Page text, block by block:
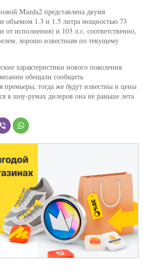
Mazda2 представлена двумя
объемом 1.3 и 1.5 литра мощностью 73
от исполнения) и 103 л.с. соответственно,
хорошо известным по текущему
характеристики нового поколения
обещали сообщить
премьеры, тогда же будут известны и цены
в шоу-румах дилеров она не раньше лета